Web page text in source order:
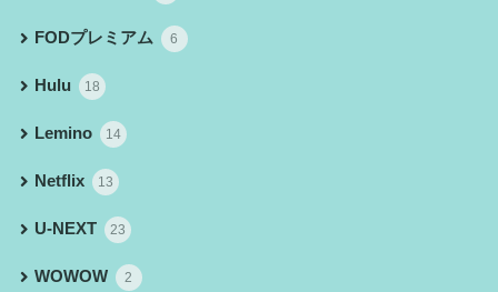
FODプレミアム 6
Hulu 18
Lemino 14
Netflix 13
U-NEXT 23
WOWOW 2